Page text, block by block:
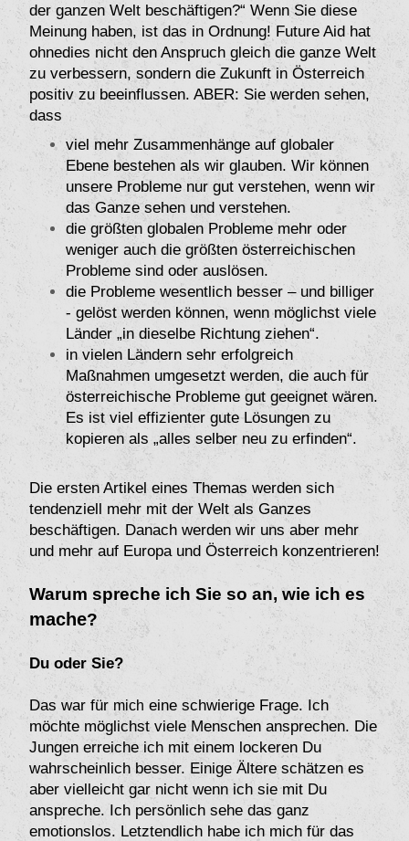
der ganzen Welt beschäftigen?“ Wenn Sie diese
Meinung haben, ist das in Ordnung! Future Aid hat
ohnedies nicht den Anspruch gleich die ganze Welt
zu verbessern, sondern die Zukunft in Österreich
positiv zu beeinflussen. ABER: Sie werden sehen,
dass
viel mehr Zusammenhänge auf globaler
Ebene bestehen als wir glauben. Wir können
unsere Probleme nur gut verstehen, wenn wir
das Ganze sehen und verstehen.
die größten globalen Probleme mehr oder
weniger auch die größten österreichischen
Probleme sind oder auslösen.
die Probleme wesentlich besser – und billiger
- gelöst werden können, wenn möglichst viele
Länder „in dieselbe Richtung ziehen“.
in vielen Ländern sehr erfolgreich
Maßnahmen umgesetzt werden, die auch für
österreichische Probleme gut geeignet wären.
Es ist viel effizienter gute Lösungen zu
kopieren als „alles selber neu zu erfinden“.
Die ersten Artikel eines Themas werden sich
tendenziell mehr mit der Welt als Ganzes
beschäftigen. Danach werden wir uns aber mehr
und mehr auf Europa und Österreich konzentrieren!
Warum spreche ich Sie so an, wie ich es
mache?
Du oder Sie?
Das war für mich eine schwierige Frage. Ich
möchte möglichst viele Menschen ansprechen. Die
Jungen erreiche ich mit einem lockeren Du
wahrscheinlich besser. Einige Ältere schätzen es
aber vielleicht gar nicht wenn ich sie mit Du
anspreche. Ich persönlich sehe das ganz
emotionslos. Letztendlich habe ich mich für das